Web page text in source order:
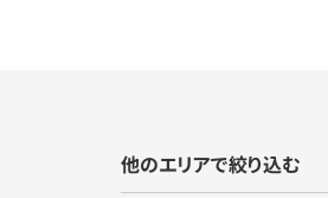
他のエリアで絞り込む